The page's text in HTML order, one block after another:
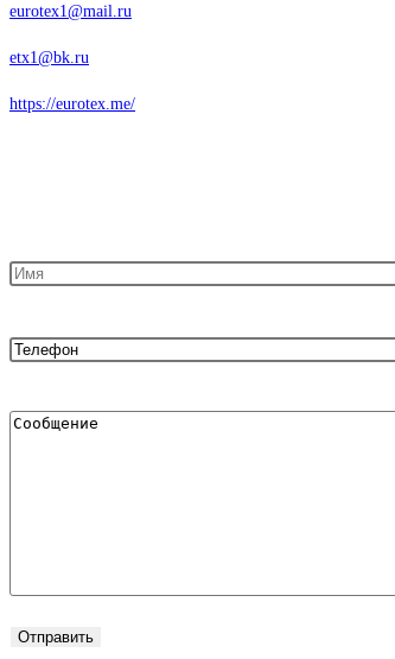
eurotex1@mail.ru
etx1@bk.ru
https://eurotex.me/